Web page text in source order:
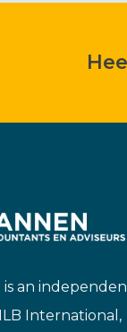
is an
International,